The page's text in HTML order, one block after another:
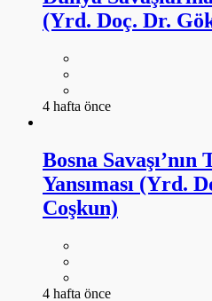
(Yrd. Doç. Dr.
4 hafta önce
Bosna
Yansıması (Yrd.
Coşkun)
4 hafta önce